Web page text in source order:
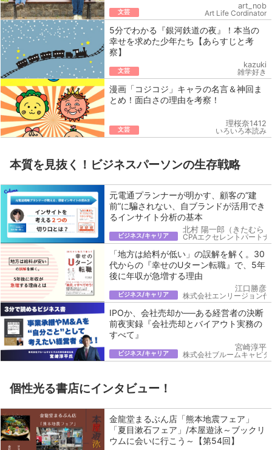
文芸
art_nob
Art Life Cordinator
5分でわかる『銀河鉄道の夜』！本当の
幸せを求めた少年たち【あらすじと考
察】
文芸
kazuki
雑学好き
漫画「コジコジ」キャラの名言＆神回ま
とめ！面白さの理由を考察！
文芸
理桜奈1412
いろいろ本読み
本質を見抜く！ビジネスパーソンの生存戦略
元電通プランナーが明かす、顧客の“建
前”に騙されない、自ブランドが活用でき
るインサイト分析の基本
ビジネス/キャリア
北村 陽一郎（きたむら
CPAエクセレントパート
「地方は給料が低い」の誤解を解く。30
代からの『幸せのUターン転職』で、5年
後に年収が急増する理由
ビジネス/キャリア
江口勝彦
株式会社エンリージョン代
IPOか、会社売却か──ある経営者の決断
前夜実録『会社売却とバイアウト実務の
すべて』
ビジネス/キャリア
宮崎淳平
株式会社ブルームキャピ
個性光る書店にインタビュー！
金龍堂まるぶん店「熊本地震フェア」
「夏目漱石フェア」/本屋遊泳～ブックリ
ウムに会いに行こう～【第54回】